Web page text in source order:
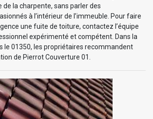
de la charpente, sans parler des
à l’intérieur de l’immeuble. Pour faire
une fuite de toiture, contactez l’équipe
expérimenté et compétent. Dans la
le 01350, les propriétaires recommandent
de Pierrot Couverture 01.